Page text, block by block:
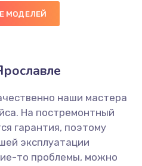
МОДЕЛЕЙ
наши мастера
На постремонтный
гарантия, поэтому
эксплуатации
то проблемы, можно